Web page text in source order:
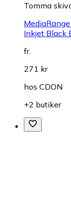
Tomma
Inkjet Black
fr.
271 kr
hos CDON
+2 butiker